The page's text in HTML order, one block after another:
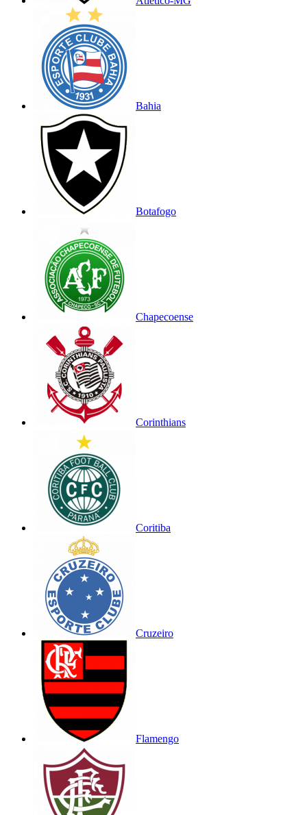
Bahia
Botafogo
Chapecoense
Corinthians
Coritiba
Cruzeiro
Flamengo